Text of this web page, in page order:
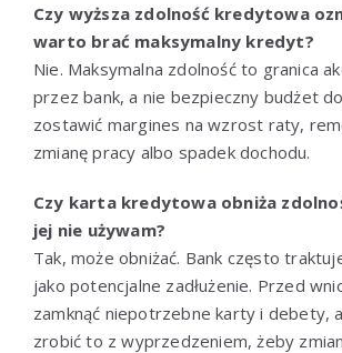
Czy wyższa zdolność kredytowa
warto brać maksymalny kredyt?
Nie. Maksymalna zdolność to granica
przez bank, a nie bezpieczny budżet
zostawić margines na wzrost raty,
zmianę pracy albo spadek dochodu.
Czy karta kredytowa obniża
jej nie używam?
Tak, może obniżać. Bank często
jako potencjalne zadłużenie. Przed
zamknąć niepotrzebne karty i debety,
zrobić to z wyprzedzeniem, żeby